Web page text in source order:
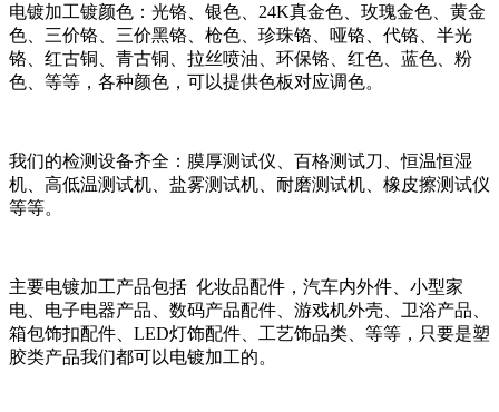
电镀加工镀颜色：光铬、银色、24K真金色、玫瑰金色、黄金
色、三价铬、三价黑铬、枪色、珍珠铬、哑铬、代铬、半光
铬、红古铜、青古铜、拉丝喷油、环保铬、红色、蓝色、粉
色、等等，各种颜色，可以提供色板对应调色。
我们的检测设备齐全：膜厚测试仪、百格测试刀、恒温恒湿
机、高低温测试机、盐雾测试机、耐磨测试机、橡皮擦测试仪
等等。
主要电镀加工产品包括 化妆品配件，汽车内外件、小型家
电、电子电器产品、数码产品配件、游戏机外壳、卫浴产品、
箱包饰扣配件、LED灯饰配件、工艺饰品类、等等，只要是塑
胶类产品我们都可以电镀加工的。